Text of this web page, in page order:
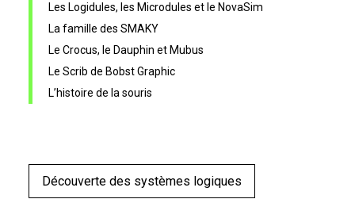
Les Logidules, les Microdules et le NovaSim
La famille des SMAKY
Le Crocus, le Dauphin et Mubus
Le Scrib de Bobst Graphic
L’histoire de la souris
Découverte des systèmes logiques